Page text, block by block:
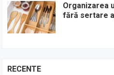
Organizarea
fără sertare
RECENTE